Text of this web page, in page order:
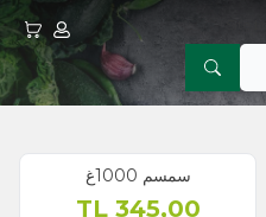
حسابيعربتي
سمسم 1000غ
345,00
TL